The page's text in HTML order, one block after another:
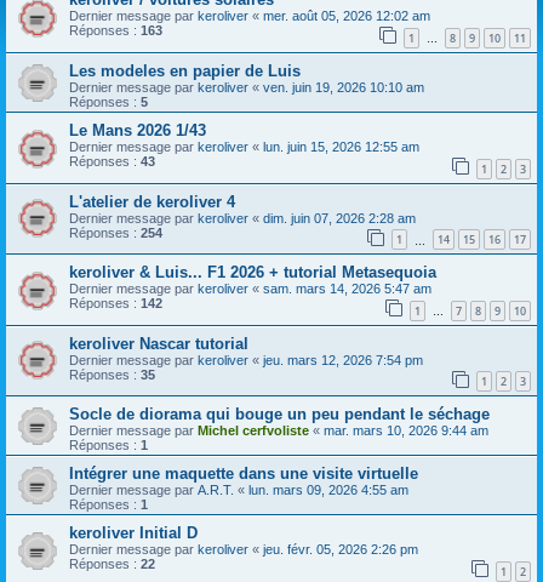
Dernier message par keroliver « mer. août 05, 2026 12:02 am
Réponses : 163 1 … 8 9 10 11
Les modeles en papier de Luis
Dernier message par keroliver « ven. juin 19, 2026 10:10 am
Réponses : 5
Le Mans 2026 1/43
Dernier message par keroliver « lun. juin 15, 2026 12:55 am
Réponses : 43 1 2 3
L'atelier de keroliver 4
Dernier message par keroliver « dim. juin 07, 2026 2:28 am
Réponses : 254 1 14 15 16 17
keroliver & Luis... F1 2026 + tutorial Metasequoia
Dernier message par keroliver « sam. mars 14, 2026 5:47 am
Réponses : 142 1 … 7 8 9 10
keroliver Nascar tutorial
Dernier message par keroliver « jeu. mars 12, 2026 7:54 pm
Réponses : 35 1 2 3
Socle de diorama qui bouge un peu pendant le séchage
Dernier message par Michel cerfvoliste « mar. mars 10, 2026 9:44 am
Réponses : 1
Intégrer une maquette dans une visite virtuelle
Dernier message par A.R.T. « lun. mars 09, 2026 4:55 am
Réponses : 1
keroliver Initial D
Dernier message par keroliver « jeu. févr. 05, 2026 2:26 pm
Réponses : 22 1 2